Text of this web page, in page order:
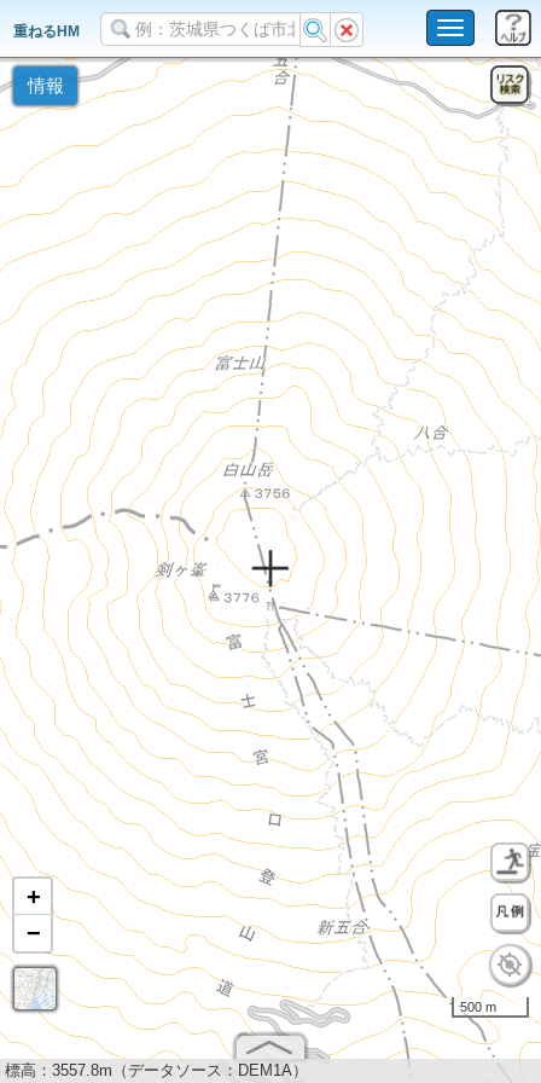
Toggle
navigation
重ねるHM
情報
+
−
500 m
標高： 3557.8m（データソース：DEM1A）